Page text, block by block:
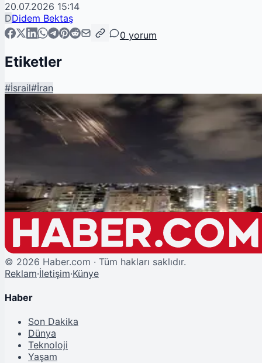
20.07.2026 15:14
DDidem Bektaş
0 yorum
Etiketler
#İsrail#İran
Şu An Okunan
İran Askeri Operasyonları Durdurduğunu Açıkladı
© 2026 Haber.com · Tüm hakları saklıdır.
Reklam·İletişim·Künye
Haber
Son Dakika
Dünya
Teknoloji
Yaşam